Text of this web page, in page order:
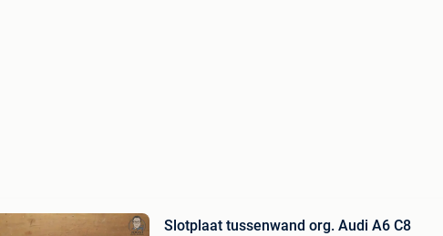
Slotplaat tussenwand org. Audi A6 C8